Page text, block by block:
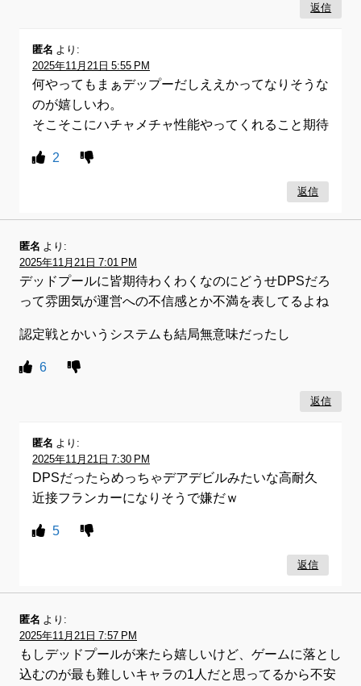
返信
匿名 より:
2025年11月21日 5:55 PM
何やってもまぁデップーだしええかってなりそうな
のが嬉しいわ。
そこそこにハチャメチャ性能やってくれること期待
2
返信
匿名 より:
2025年11月21日 7:01 PM
デッドプールに皆期待わくわくなのにどうせDPSだろ
って雰囲気が運営への不信感とか不満を表してるよね
認定戦とかいうシステムも結局無意味だったし
6
返信
匿名 より:
2025年11月21日 7:30 PM
DPSだったらめっちゃデアデビルみたいな高耐久
近接フランカーになりそうで嫌だｗ
5
返信
匿名 より:
2025年11月21日 7:57 PM
もしデッドプールが来たら嬉しいけど、ゲームに落とし
込むのが最も難しいキャラの1人だと思ってるから不安